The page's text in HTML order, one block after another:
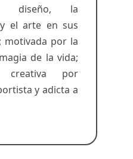
diseño, la
el arte en sus
motivada por la
de la vida;
creativa por
y adicta a